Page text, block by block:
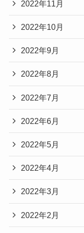
2022年11月
2022年10月
2022年9月
2022年8月
2022年7月
2022年6月
2022年5月
2022年4月
2022年3月
2022年2月